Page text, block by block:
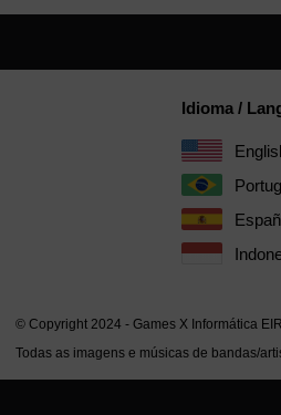
Idioma /
© Copyright 2024 - Games X Informática
Todas as imagens e músicas de bandas/